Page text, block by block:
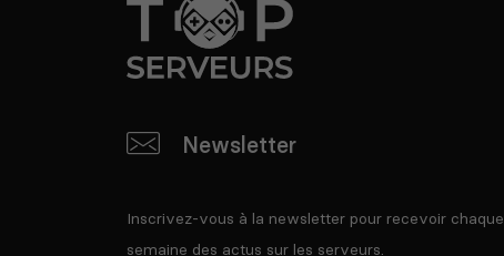
Newsletter
Inscrivez-vous à la newsletter pour recevoir chaque
semaine des actus sur les serveurs.